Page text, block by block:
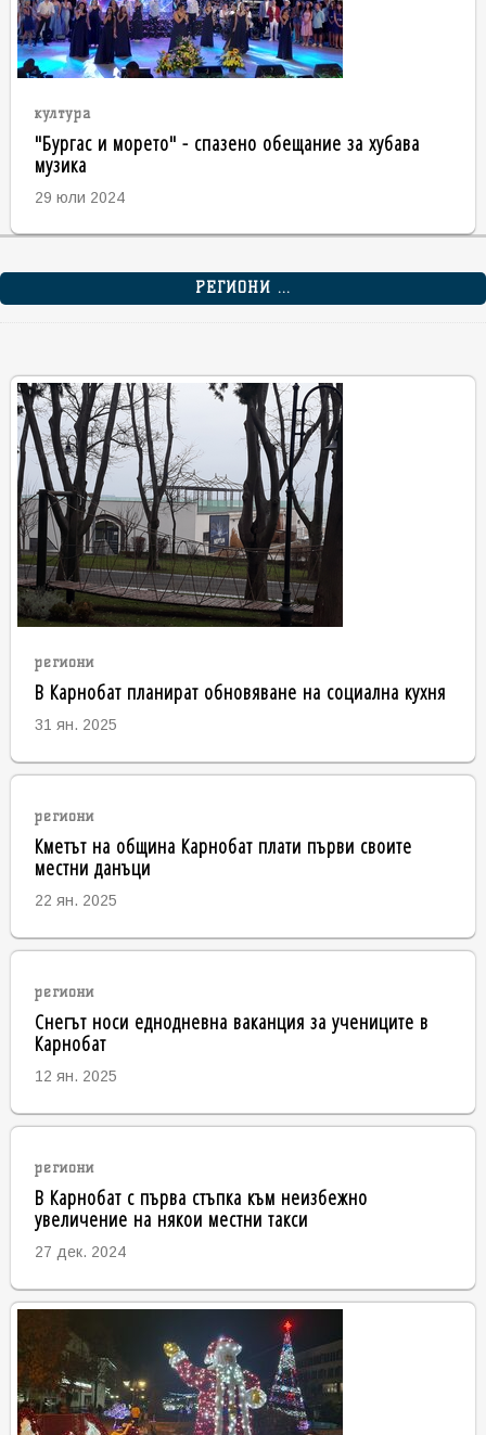
култура
"Бургас и морето" - спазено обещание за хубава
музика
29 юли 2024
РЕГИОНИ ...
региони
В Карнобат планират обновяване на социална кухня
31 ян. 2025
региони
Кметът на община Карнобат плати първи своите
местни данъци
22 ян. 2025
региони
Снегът носи еднодневна ваканция за учениците в
Карнобат
12 ян. 2025
региони
В Карнобат с първа стъпка към неизбежно
увеличение на някои местни такси
27 дек. 2024